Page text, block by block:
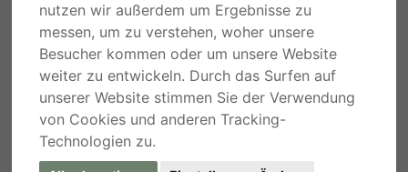
nutzen wir außerdem um Ergebnisse zu
messen, um zu verstehen, woher unsere
Besucher kommen oder um unsere Website
weiter zu entwickeln. Durch das Surfen auf
unserer Website stimmen Sie der Verwendung
von Cookies und anderen Tracking-
Technologien zu.